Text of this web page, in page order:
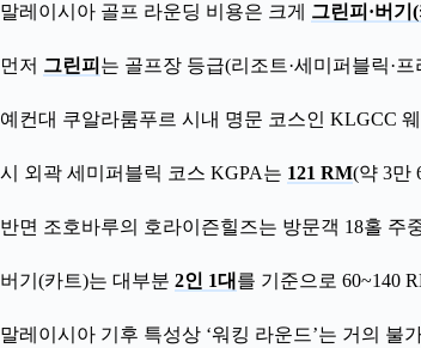
말레이시아 골프 라운딩 비용은 크게 그린피·버기
먼저 그린피 는 골프장 등급(리조트·세미퍼블릭·
예컨대 쿠알라룸푸르 시내 명문 코스인 KLGCC
시 외곽 세미퍼블릭 코스 KGPA는 121 RM(약 3만
반면 조호바루의 호라이즌힐즈는 방문객 18홀 주
버기(카트)는 대부분 2인 1대 를 기준으로 60~140
말레이시아 기후 특성상 ‘워킹 라운드’는 거의 불